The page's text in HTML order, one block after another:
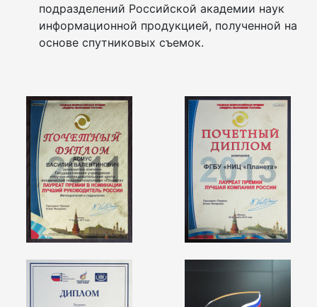
подразделений Российской академии наук
информационной продукцией, полученной на
основе спутниковых съемок.